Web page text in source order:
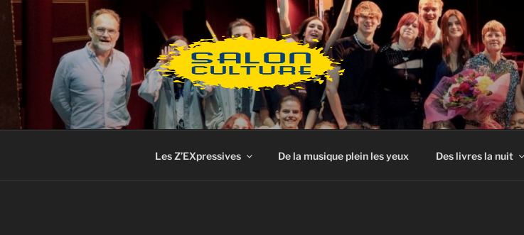
Aller
contenu
principal
Les Z’EXpressives De la musique plein les yeux Des livres la nuit